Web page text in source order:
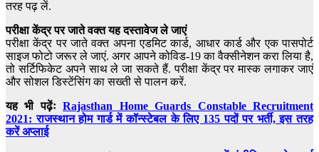
तरह पढ़ लें.
परीक्षा केंद्र पर जाते वक्त यह दस्तावेज ले जाएं
परीक्षा केंद्र पर जाते वक्त अपना एडमिट कार्ड, आधार कार्ड और एक पासपोर्ट
साइज फोटो जरूर ले जाएं. अगर आपने कोविड-19 का वैक्सीनेशन करा लिया है,
तो सर्टिफिकेट अपने साथ ले जा सकते हैं. परीक्षा केंद्र पर मास्क लगाकर जाएं
और सोशल डिस्टेंसिंग का सख्ती से पालन करें.
यह भी पढ़ेंःRajasthan Home Guards Constable Recruitment
2021: राजस्थान होम गार्ड में कॉन्स्टेबल के लिए 135 पदों पर भर्ती, इस तरह
करें अप्लाई